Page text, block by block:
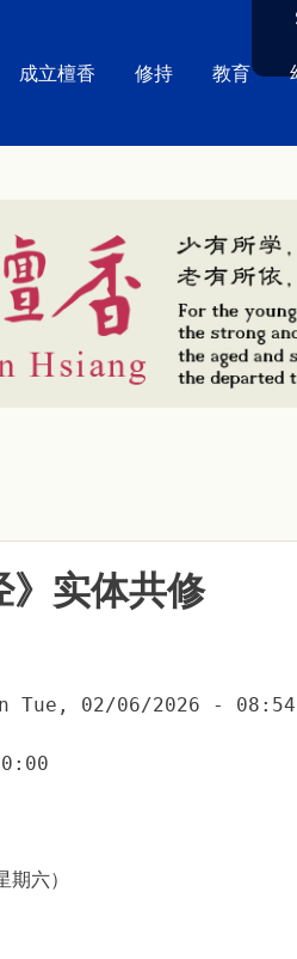
成立檀香 修持 教育
》实体共修
Tue, 02/06/2026 - 08:54
六）